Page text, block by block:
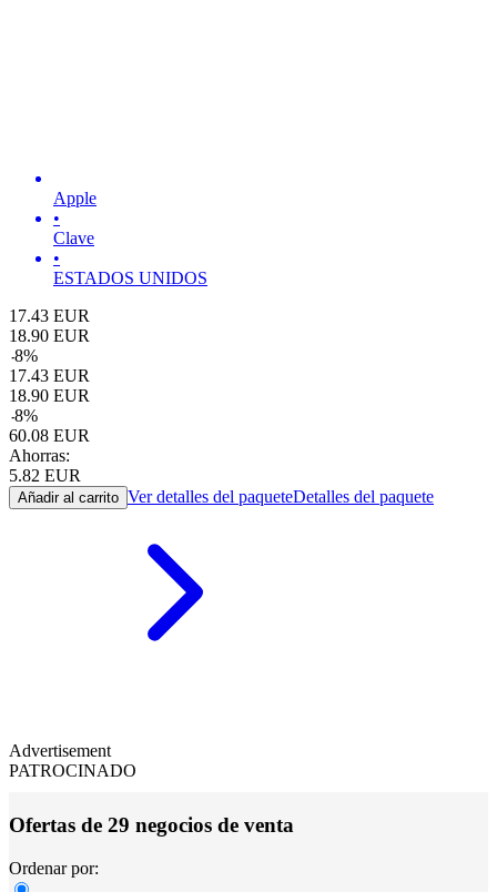
Apple
•
Clave
•
ESTADOS UNIDOS
17.43 EUR
18.90 EUR
-8%
17.43 EUR
18.90 EUR
-8%
60.08 EUR
Ahorras:
5.82 EUR
Añadir al carrito Ver detalles del paqueteDetalles del paquete
Advertisement
PATROCINADO
Ofertas de 29 negocios de venta
Ordenar por: